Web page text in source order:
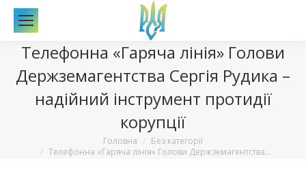
Телефонна «Гаряча лінія» Голови
Держземагентства Сергія Рудика –
надійний інструмент протидії
корупції
Головна
Без категорії
Телефонна «Гаряча лінія» Голови Держземагентства…